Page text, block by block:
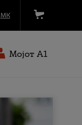
МК
Мојот A1